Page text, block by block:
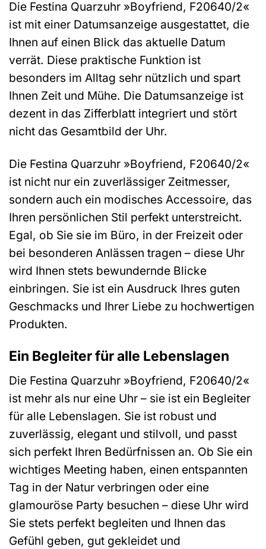
Die Festina Quarzuhr »Boyfriend, F20640/2«
ist mit einer Datumsanzeige ausgestattet, die
Ihnen auf einen Blick das aktuelle Datum
verrät. Diese praktische Funktion ist
besonders im Alltag sehr nützlich und spart
Ihnen Zeit und Mühe. Die Datumsanzeige ist
dezent in das Zifferblatt integriert und stört
nicht das Gesamtbild der Uhr.
Die Festina Quarzuhr »Boyfriend, F20640/2«
ist nicht nur ein zuverlässiger Zeitmesser,
sondern auch ein modisches Accessoire, das
Ihren persönlichen Stil perfekt unterstreicht.
Egal, ob Sie sie im Büro, in der Freizeit oder
bei besonderen Anlässen tragen – diese Uhr
wird Ihnen stets bewundernde Blicke
einbringen. Sie ist ein Ausdruck Ihres guten
Geschmacks und Ihrer Liebe zu hochwertigen
Produkten.
Ein Begleiter für alle Lebenslagen
Die Festina Quarzuhr »Boyfriend, F20640/2«
ist mehr als nur eine Uhr – sie ist ein Begleiter
für alle Lebenslagen. Sie ist robust und
zuverlässig, elegant und stilvoll, und passt
sich perfekt Ihren Bedürfnissen an. Ob Sie ein
wichtiges Meeting haben, einen entspannten
Tag in der Natur verbringen oder eine
glamouröse Party besuchen – diese Uhr wird
Sie stets perfekt begleiten und Ihnen das
Gefühl geben, gut gekleidet und